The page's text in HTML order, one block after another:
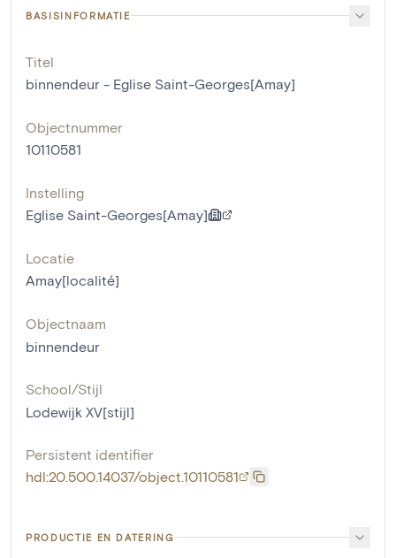
BASISINFORMATIE
Titel
binnendeur - Eglise Saint-Georges[Amay]
Objectnummer
10110581
Instelling
Eglise Saint-Georges[Amay]
Locatie
Amay[localité]
Objectnaam
binnendeur
School/Stijl
Lodewijk XV[stijl]
Persistent identifier
hdl:20.500.14037/object.10110581
PRODUCTIE EN DATERING